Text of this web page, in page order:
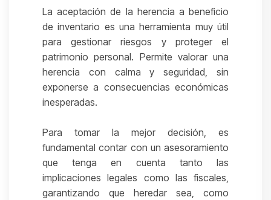
La aceptación de la herencia a beneficio
de inventario es una herramienta muy útil
para gestionar riesgos y proteger el
patrimonio personal. Permite valorar una
herencia con calma y seguridad, sin
exponerse a consecuencias económicas
inesperadas.
Para tomar la mejor decisión, es
fundamental contar con un asesoramiento
que tenga en cuenta tanto las
implicaciones legales como las fiscales,
garantizando que heredar sea, como